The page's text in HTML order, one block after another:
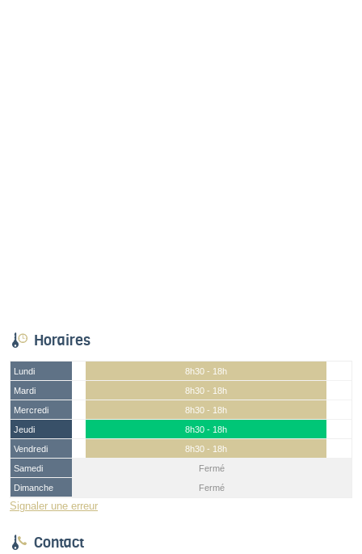
Horaires
Lundi
8h30 - 18h
Mardi
8h30 - 18h
Mercredi
8h30 - 18h
Jeudi
8h30 - 18h
Vendredi
8h30 - 18h
Samedi
Fermé
Dimanche
Fermé
Signaler une erreur
Contact